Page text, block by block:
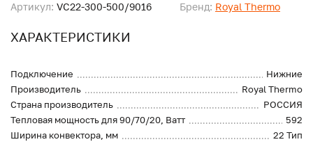
Артикул: VC22-300-500/9016 Бренд: Royal Thermo
ХАРАКТЕРИСТИКИ
Подключение
Нижние
Производитель
Royal Thermo
Страна производитель
РОССИЯ
Тепловая мощность для 90/70/20, Ватт
592
Ширина конвектора, мм
22 Тип